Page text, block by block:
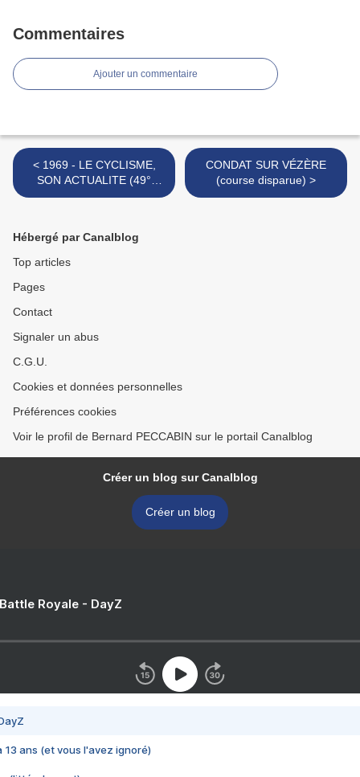
Commentaires
Ajouter un commentaire
< 1969 - LE CYCLISME,
SON ACTUALITE (49°
semaine de la saison)
CONDAT SUR VÉZÈRE
(course disparue) >
Hébergé par Canalblog
Top articles
Pages
Contact
Signaler un abus
C.G.U.
Cookies et données personnelles
Préférences cookies
Voir le profil de Bernard PECCABIN sur le portail Canalblog
Créer un blog sur Canalblog
Créer un blog
Royale - DayZ
13 ans (et vous l'avez ignoré)